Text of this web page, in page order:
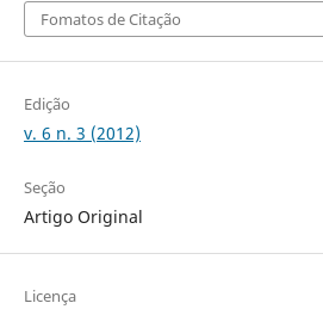
Fomatos de Citação
Edição
v. 6 n. 3 (2012)
Seção
Artigo Original
Licença